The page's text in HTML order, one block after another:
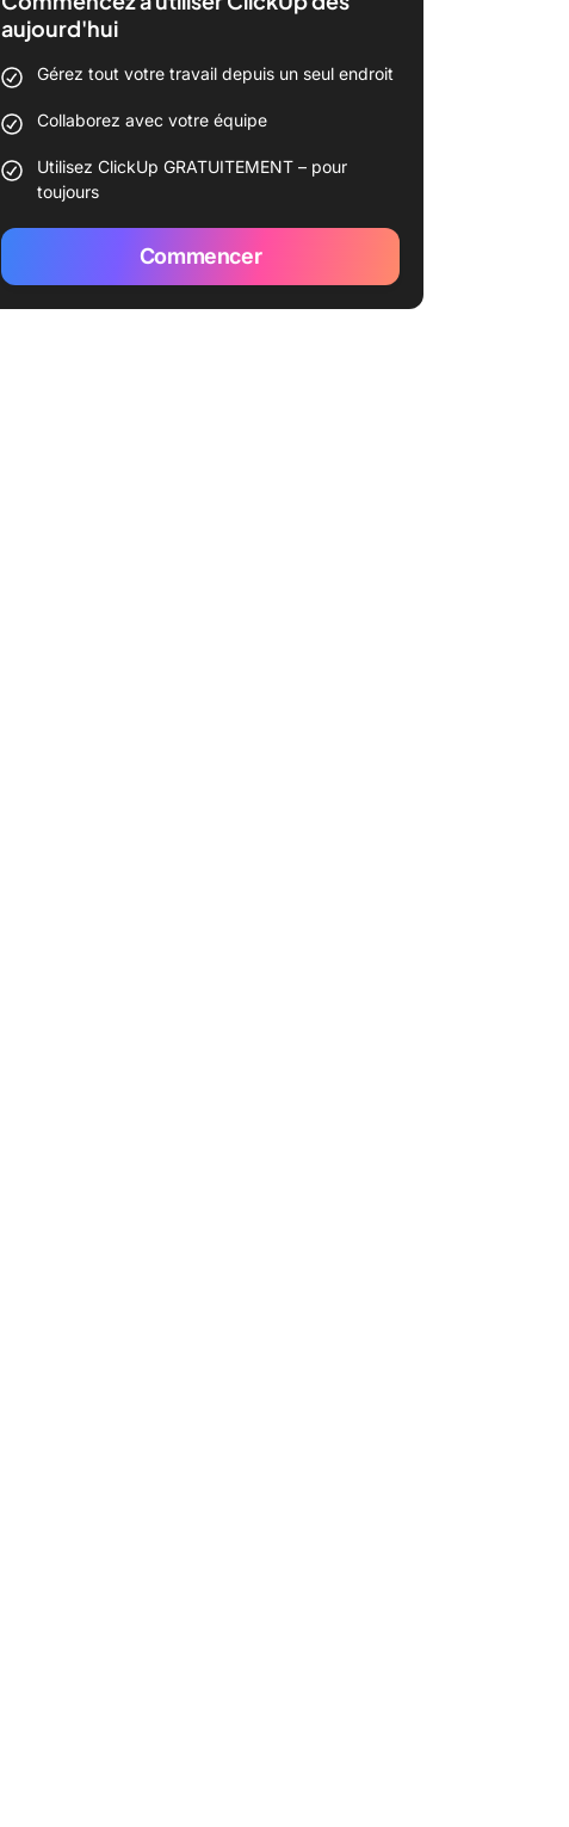
aujourd'hui
Gérez tout votre travail depuis un seul endroit
Collaborez avec votre équipe
Utilisez ClickUp GRATUITEMENT – pour
toujours
Commencer